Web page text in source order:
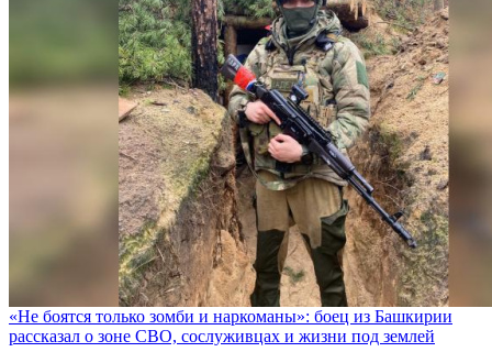
«Не боятся только зомби и наркоманы»: боец из Башкирии
рассказал о зоне СВО, сослуживцах и жизни под землей